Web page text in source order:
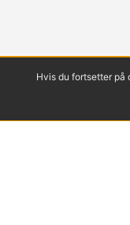
Hvis du fortsetter på